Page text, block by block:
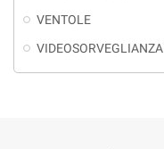
VENTOLE
VIDEOSORVEGLIANZA